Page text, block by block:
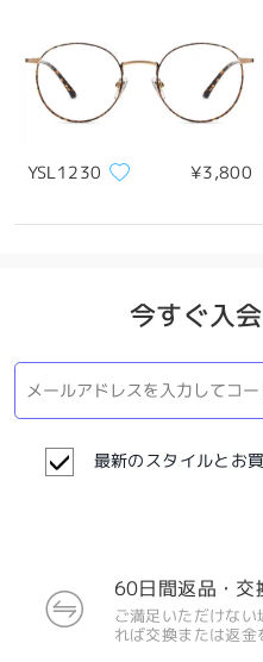
YSL1230 ¥3,800
今すぐ入
最新のスタイルとお
60日間返品・交
ご満足いただけな
れば交換または返金